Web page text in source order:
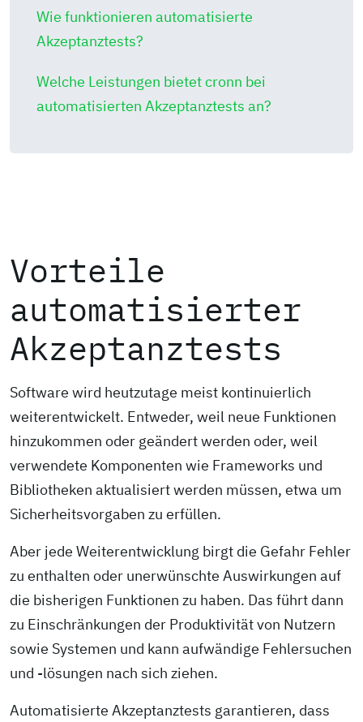
Wie funktionieren automatisierte
Akzeptanztests?
Welche Leistungen bietet cronn bei
automatisierten Akzeptanztests an?
Vorteile
automatisierter
Akzeptanztests
Software wird heutzutage meist kontinuierlich
weiterentwickelt. Entweder, weil neue Funktionen
hinzukommen oder geändert werden oder, weil
verwendete Komponenten wie Frameworks und
Bibliotheken aktualisiert werden müssen, etwa um
Sicherheitsvorgaben zu erfüllen.
Aber jede Weiter­entwicklung birgt die Gefahr Fehler
zu enthalten oder unerwünschte Auswirkungen auf
die bisherigen Funktionen zu haben. Das führt dann
zu Einschränkungen der Produktivität von Nutzern
sowie Systemen und kann aufwändige Fehlersuchen
und -lösungen nach sich ziehen.
Automatisierte Akzeptanz­tests garantieren, dass